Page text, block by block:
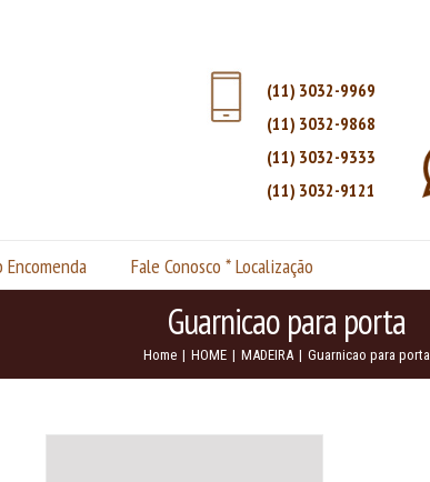
(11) 3032-9969
(11) 3032-9868
(11) 3032-9333
(11) 3032-9121
Encomenda Fale Conosco * Localização
Guarnicao para porta
Home | HOME | MADEIRA | Guarnicao para porta